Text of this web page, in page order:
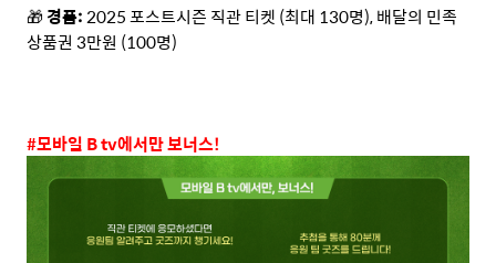
🎁 경품:2025포스트시즌 직관 티켓 (최대 130명),배달의 민족
상품권 3만원 (100명)
#모바일 B tv에서만 보너스!